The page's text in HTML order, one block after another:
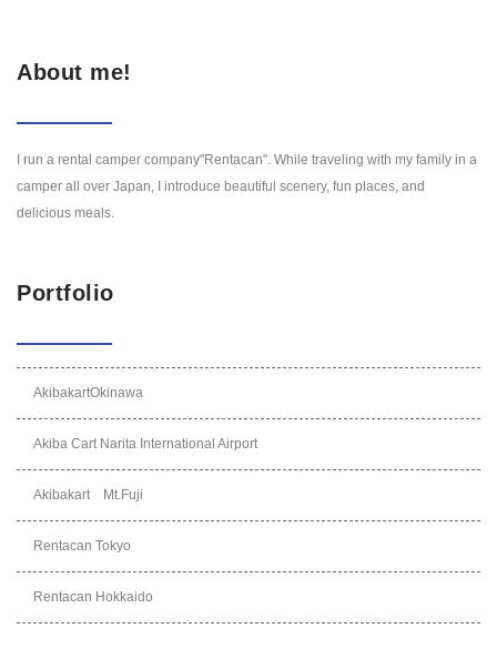
About me!
I run a rental camper company"Rentacan". While traveling with my family in a
camper all over Japan, I introduce beautiful scenery, fun places, and
delicious meals.
Portfolio
AkibakartOkinawa
Akiba Cart Narita International Airport
Akibakart Mt.Fuji
Rentacan Tokyo
Rentacan Hokkaido